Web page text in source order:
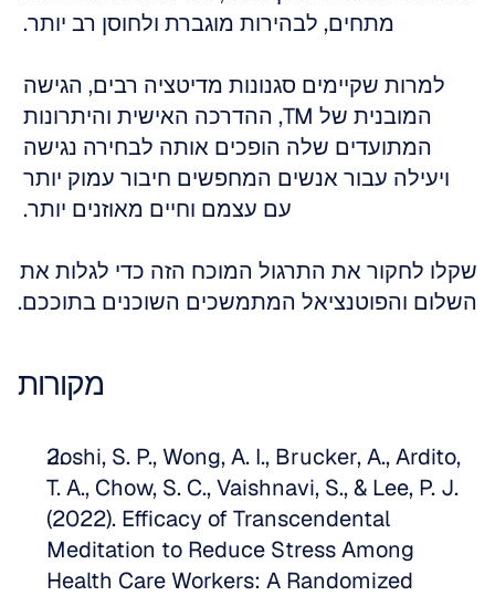
מתחים, לבהירות מוגברת ולחוסן רב יותר.
עם עצמם וחיים מאוזנים יותר.
השלום והפוטנציאל המתמשכים השוכנים בתוככם.
מקורות
Joshi, S. P., Wong, A. I., Brucker, A., Ardito,
T. A., Chow, S. C., Vaishnavi, S., & Lee, P. J.
(2022). Efficacy of Transcendental
Meditation to Reduce Stress Among
Health Care Workers: A Randomized